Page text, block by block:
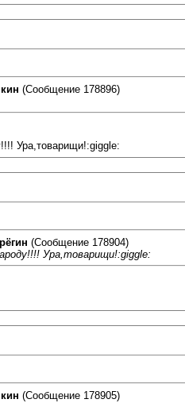
(Сообщение 178896)
Ура,товарищи!:giggle:
(Сообщение 178904)
Ура,товарищи!:giggle:
(Сообщение 178905)